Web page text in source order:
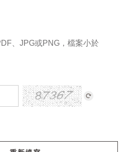
、JPG或PNG，檔案小於